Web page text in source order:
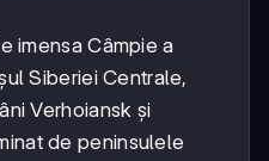
imensa Câmpie a
Siberiei Centrale,
Verhoiansk și
de peninsulele